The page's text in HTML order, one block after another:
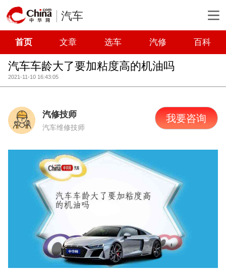
汽车
首页 文章 选车 汽修 百科
汽车车龄大了要加粘度高的机油吗
2021-11-10 16:43:05
汽修技师
汽车维修技师
我要咨询